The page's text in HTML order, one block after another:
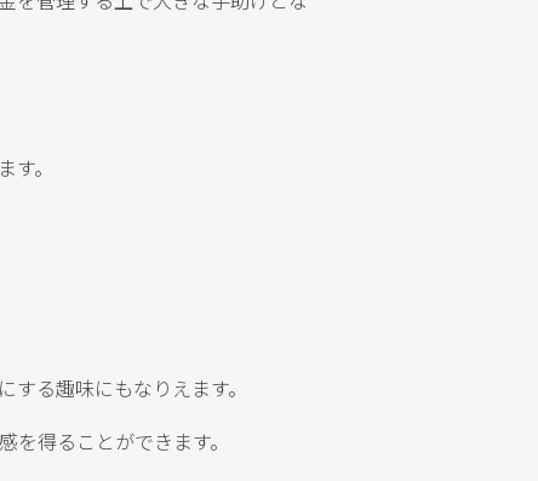
。
る趣味にもなりえます。
得ることができます。